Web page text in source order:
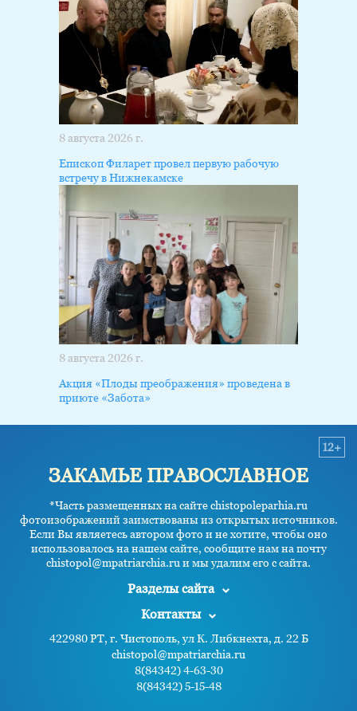
8 августа 2026 г.
Епископ Филарет провел первую рабочую
встречу в Нижнекамске
8 августа 2026 г.
Акция «Плоды преображения» проведена в
приюте «Забота»
ЗАКАМЬЕ ПРАВОСЛАВНОЕ
*Часть размещенных на сайте chistopoleparhia.ru
фотоизображений заимствованы из открытых источников.
Если Вы являетесь автором фото и не хотите, чтобы оно
использовалось на нашем сайте, сообщите нам на почту
chistopol@mpatriarchia.ru и мы удалим его с сайта.
12+
Разделы сайта
Контакты
422980 РТ, г. Чистополь, ул К. Либкнехта, д. 22 Б
chistopol@mpatriarchia.ru
8(84342) 4-63-30
8(84342) 5-15-48